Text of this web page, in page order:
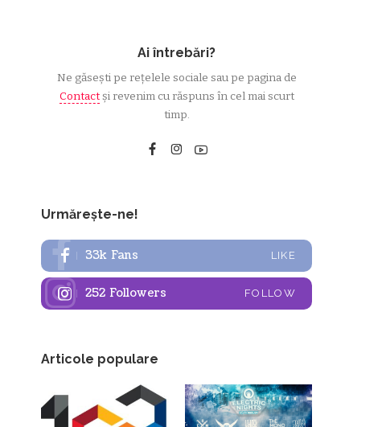
Ai întrebări?
Ne găsești pe rețelele sociale sau pe pagina de
Contactși revenim cu răspuns în cel mai scurt
timp.
Urmărește-ne!
33k Fans LIKE
252 Followers FOLLOW
Articole populare